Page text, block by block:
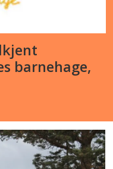
barnehage,